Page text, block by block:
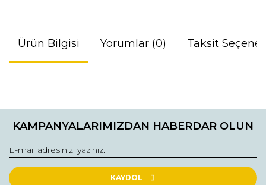
Ürün Bilgisi Yorumlar (0) Taksit
konularda yetersiz gördüğünüz noktaları öneri formunu
Görüş ve önerileriniz için teşekkür ederiz.
Ürün resmi kalitesiz, bozuk veya görüntülenemiyor.
Ürün açıklamasında eksik bilgiler bulunuyor.
KAMPANYALARIMIZDAN HABERDAR OLUN
KAYDOL